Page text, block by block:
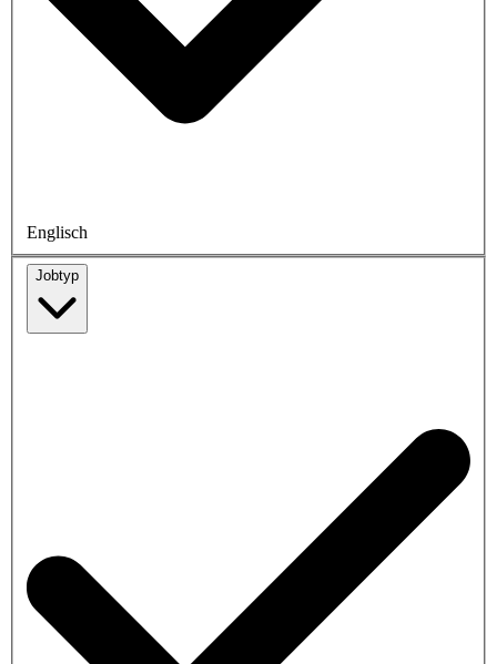
Englisch
Jobtyp